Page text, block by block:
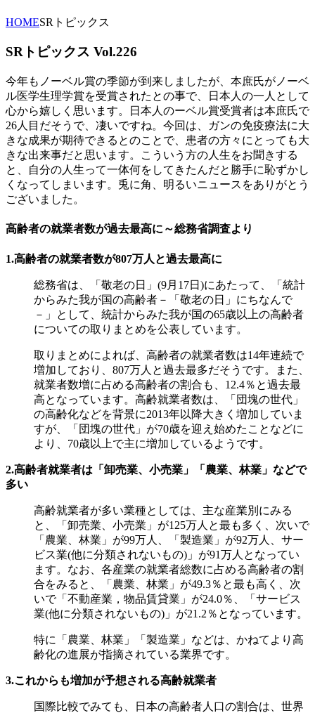
HOMESRトピックス
SRトピックス Vol.226
今年もノーベル賞の季節が到来しましたが、本庶氏がノーベ
ル医学生理学賞を受賞されたとの事で、日本人の一人として
心から嬉しく思います。日本人のーベル賞受賞者は本庶氏で
26人目だそうで、凄いですね。今回は、ガンの免疫療法に大
きな成果が期待できるとのことで、患者の方々にとっても大
きな出来事だと思います。こういう方の人生をお聞きする
と、自分の人生って一体何をしてきたんだと勝手に恥ずかし
くなってしまいます。兎に角、明るいニュースをありがとう
ございました。
高齢者の就業者数が過去最高に～総務省調査より
1.高齢者の就業者数が807万人と過去最高に
総務省は、「敬老の日」(9月17日)にあたって、「統計
からみた我が国の高齢者－「敬老の日」にちなんで
－」として、統計からみた我が国の65歳以上の高齢者
についての取りまとめを公表しています。
取りまとめによれば、 高齢者の就業者数は14年連続で
増加しており、807万人と過去最多だそうです。また、
就業者数増に占める高齢者の割合も、12.4％と過去最
高となっています。高齢就業者数は、「団塊の世代」
の高齢化などを背景に2013年以降大きく増加していま
すが、「団塊の世代」が70歳を迎え始めたことなどに
より、70歳以上で主に増加しているようです。
2.高齢者就業者は「卸売業、小売業」「農業、林業」などで
多い
高齢就業者が多い業種としては、主な産業別にみる
と、「卸売業、小売業」が125万人と最も多く、次いで
「農業、林業」が99万人、「製造業」が92万人、サー
ビス業(他に分類されないもの)」が91万人となってい
ます。なお、各産業の就業者総数に占める高齢者の割
合をみると、「農業、林業」が49.3％と最も高く、次
いで「不動産業，物品賃貸業」が24.0％、「サービス
業(他に分類されないもの)」が21.2％となっています。
特に「農業、林業」「製造業」などは、かねてより高
齢化の進展が指摘されている業界です。
3.これからも増加が予想される高齢就業者
国際比較でみても、日本の高齢者人口の割合は、世界